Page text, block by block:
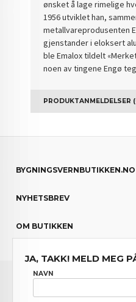
ønsket å lage rimelige
1956 utviklet han,
metallvareprodusenten
gjenstander i eloksert
ble Emalox tildelt
noen av tingene Engø
PRODUKTANMELDELSER
BYGNINGSVERNBUTIKKEN.NO
NYHETSBREV
OM BUTIKKEN
FRAKT
JA, TAKK! MELD MEG
NAVN